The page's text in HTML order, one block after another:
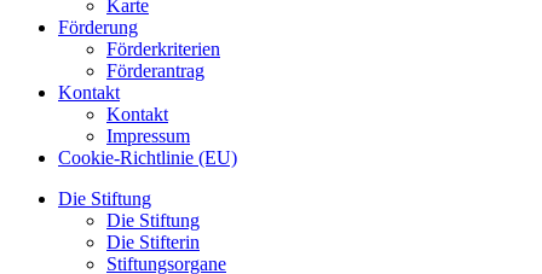
Karte
Förderung
Förderkriterien
Förderantrag
Kontakt
Kontakt
Impressum
Cookie-Richtlinie (EU)
Die Stiftung
Die Stiftung
Die Stifterin
Stiftungsorgane